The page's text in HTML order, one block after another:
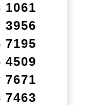
1061
3956
7195
4509
7671
7463